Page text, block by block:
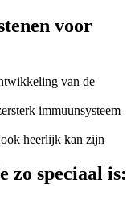
voor
van de
immuunsysteem
heerlijk kan zijn
zo speciaal is: